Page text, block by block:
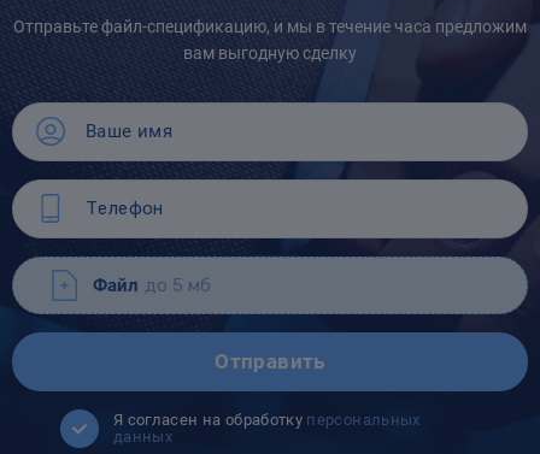
Отправьте файл-спецификацию, и мы в течение часа предложим
вам выгодную сделку
Файл до 5 мб
Отправить
Я согласен на обработку персональных
данных